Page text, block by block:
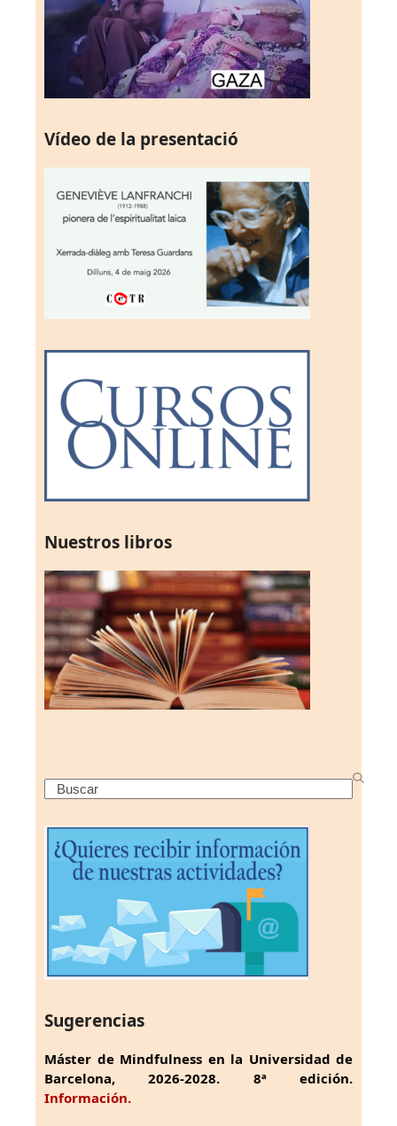
Vídeo de la presentació
Nuestros libros
Search
Sugerencias
Máster de Mindfulness en la Universidad de
Barcelona, 2026-2028. 8ª edición.
Información.